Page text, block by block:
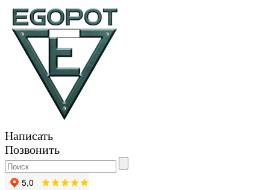
Написать
Позвонить